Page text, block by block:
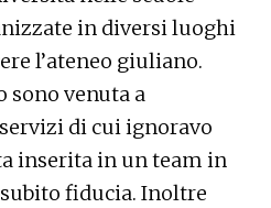
in diversi luoghi
l’ateneo giuliano.
sono venuta a
di cui ignoravo
inserita in un team in
fiducia. Inoltre